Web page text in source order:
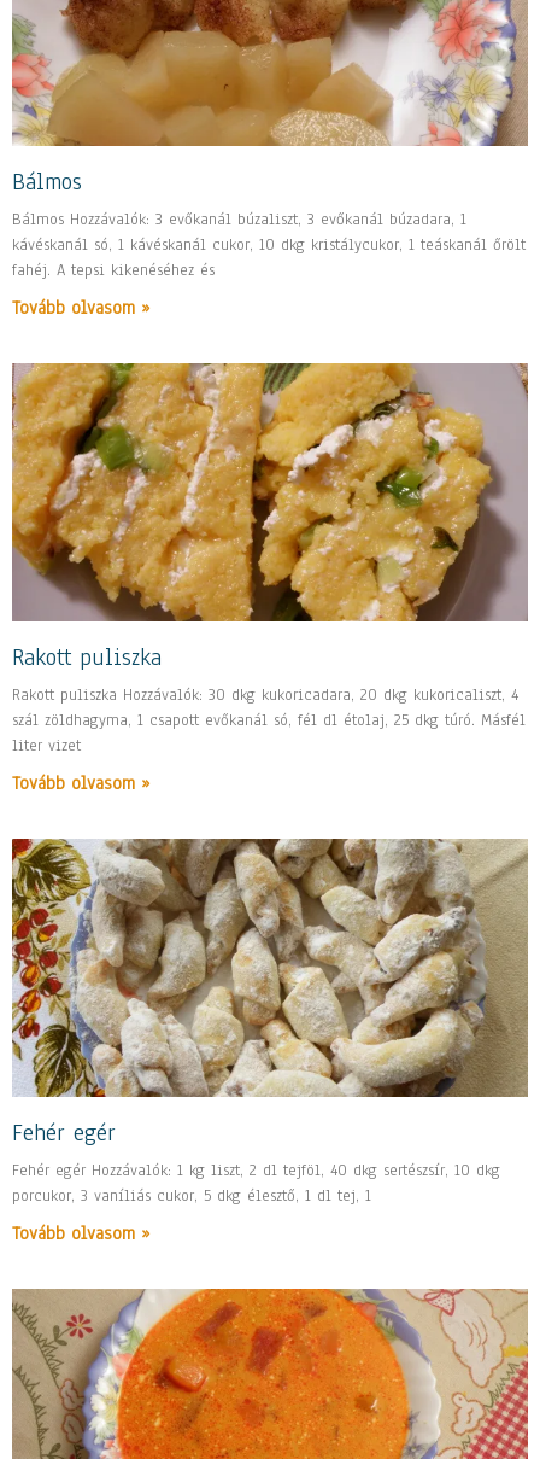
Bálmos
Bálmos Hozzávalók: 3 evőkanál búzaliszt, 3 evőkanál búzadara, 1
kávéskanál só, 1 kávéskanál cukor, 10 dkg kristálycukor, 1 teáskanál őrölt
fahéj. A tepsi kikenéséhez és
Tovább olvasom »
Rakott puliszka
Rakott puliszka Hozzávalók: 30 dkg kukoricadara, 20 dkg kukoricaliszt, 4
szál zöldhagyma, 1 csapott evőkanál só, fél dl étolaj, 25 dkg túró. Másfél
liter vizet
Tovább olvasom »
Fehér egér
Fehér egér Hozzávalók: 1 kg liszt, 2 dl tejföl, 40 dkg sertészsír, 10 dkg
porcukor, 3 vaníliás cukor, 5 dkg élesztő, 1 dl tej, 1
Tovább olvasom »